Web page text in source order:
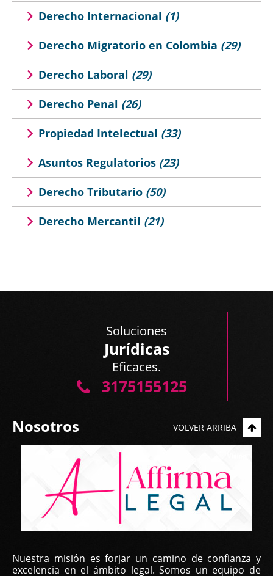
Derecho Internacional (1)
Derecho Migratorio en Colombia (29)
Derecho Laboral (29)
Derecho Penal (26)
Propiedad Intelectual (33)
Asuntos Regulatorios (23)
Derecho Tributario (50)
Derecho Mercantil (21)
Soluciones
Jurídicas
Eficaces.
3175155125
Nosotros
Nuestra misión es forjar un camino de confianza y
excelencia en el ámbito legal. Somos un equipo de
VOLVER ARRIBA